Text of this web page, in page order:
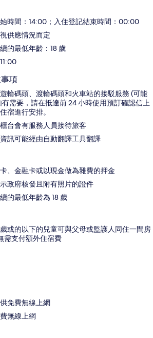
時間：14:00；入住登記結束時間：00:00
供應情況而定
的最低年齡：18 歲
項
輪碼頭、渡輪碼頭和火車站的接駁服務 (可能
有需要，請在抵達前 24 小時使用預訂確認信上
宿進行安排。
台會有服務人員接待旅客
訊可能經由自動翻譯工具翻譯
、金融卡或以現金做為雜費的押金
政府核發且附有照片的證件
的最低年齡為 18 歲
或的以下的兒童可與父母或監護人同住一間房
需支付額外住宿費
免費無線上網
無線上網